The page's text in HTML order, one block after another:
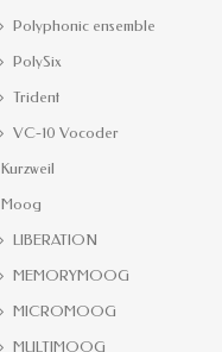
Polyphonic ensemble
PolySix
Trident
VC-10 Vocoder
Kurzweil
Moog
LIBERATION
MEMORYMOOG
MICROMOOG
MULTIMOOG